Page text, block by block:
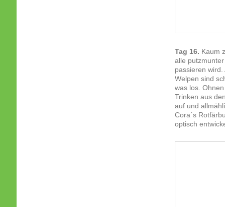
Tag 16. Kaum
alle
passieren
Welpen sind
was los.
Trinken aus
auf und
Cora´s
optisch